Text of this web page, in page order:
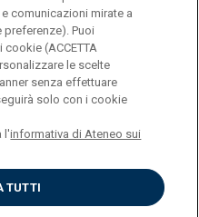
comunicazioni mirate a
preferenze). Puoi
(ACCETTA
le scelte
senza effettuare
solo con i cookie
l'informativa di Ateneo sui
TUTTI